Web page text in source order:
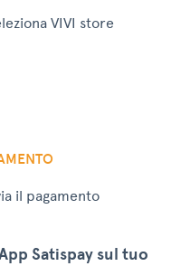
VIVI store
il pagamento
Satispay sul tuo